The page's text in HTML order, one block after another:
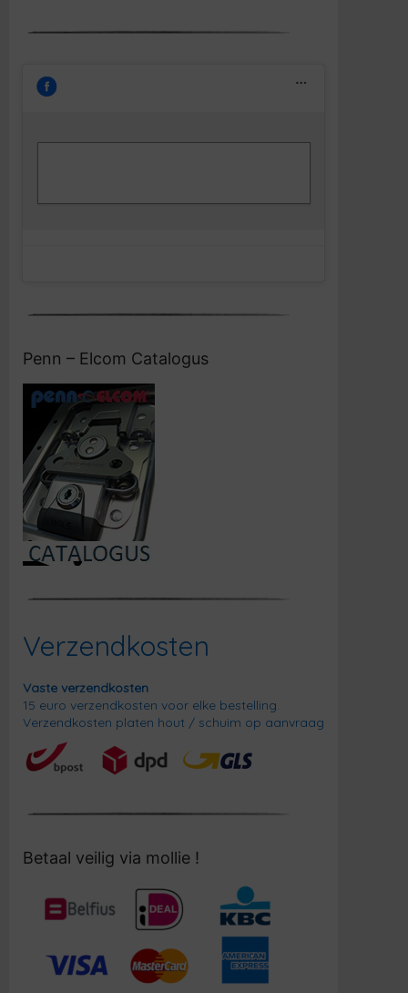
Penn – Elcom Catalogus
Verzendkosten
Vaste verzendkosten
15 euro verzendkosten voor elke bestelling.
Verzendkosten platen hout / schuim op aanvraag
Betaal veilig via mollie !